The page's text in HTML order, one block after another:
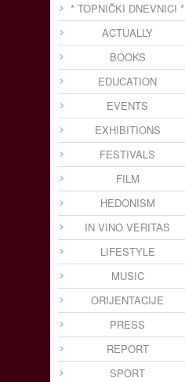
* TOPNIČKI DNEVNICI *
ACTUALLY
BOOKS
EDUCATION
EVENTS
EXHIBITIONS
FESTIVALS
FILM
HEDONISM
IN VINO VERITAS
LIFESTYLE
MUSIC
ORIJENTACIJE
PRESS
REPORT
SPORT